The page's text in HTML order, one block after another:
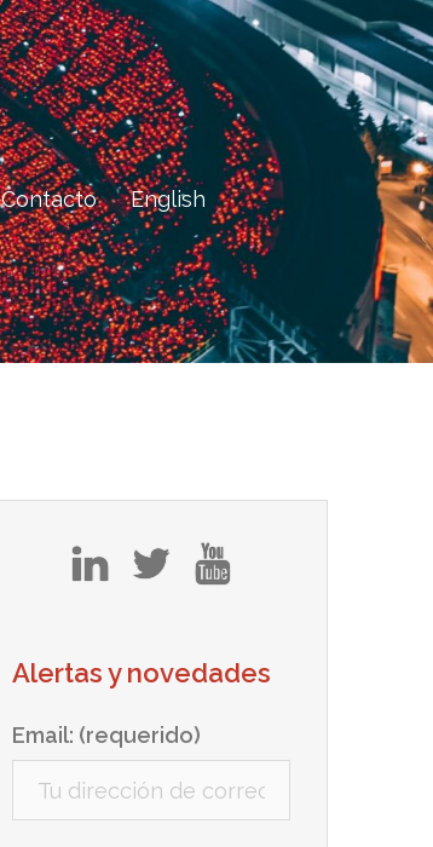
Contacto English
tw
Alertas y novedades
Email: (requerido)